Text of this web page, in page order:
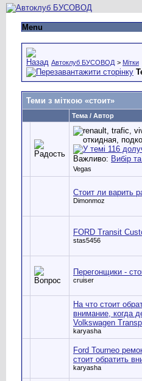
Menu
Автоклуб БУСОВОД > Мітки
Теми з міткою «стоит»
Тема / Автор
Важливо: Вибір
Vegas
Стоит ли варить
Dimonmoz
FORD Transit
stas5456
Перегонщики -
cruiser
На что стоит
внимание, когда
Volkswagen
karyasha
Ford Tourneo
стоит обратить
karyasha